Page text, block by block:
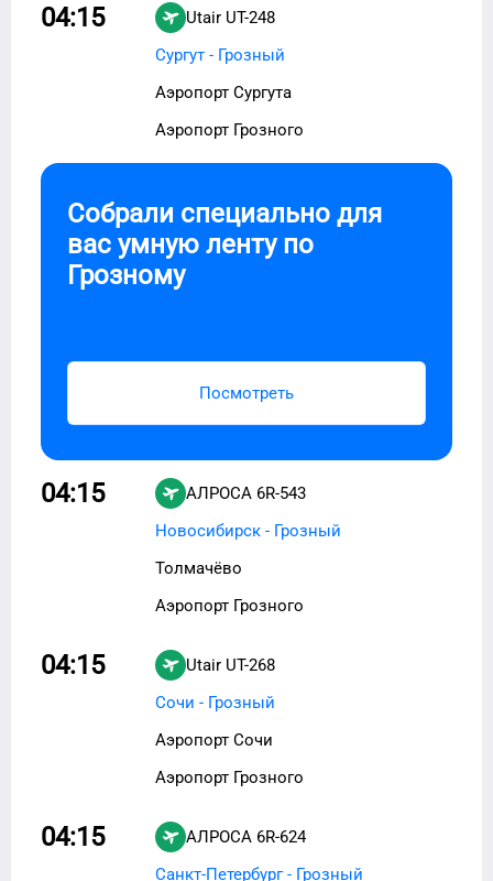
04:15 Utair UT-248
Сургут - Грозный
Аэропорт Сургута
Аэропорт Грозного
Собрали специально для
вас умную ленту по
Грозному
Посмотреть
04:15 АЛРОСА 6R-543
Новосибирск - Грозный
Толмачёво
Аэропорт Грозного
04:15 Utair UT-268
Сочи - Грозный
Аэропорт Сочи
Аэропорт Грозного
04:15 АЛРОСА 6R-624
Санкт-Петербург - Грозный